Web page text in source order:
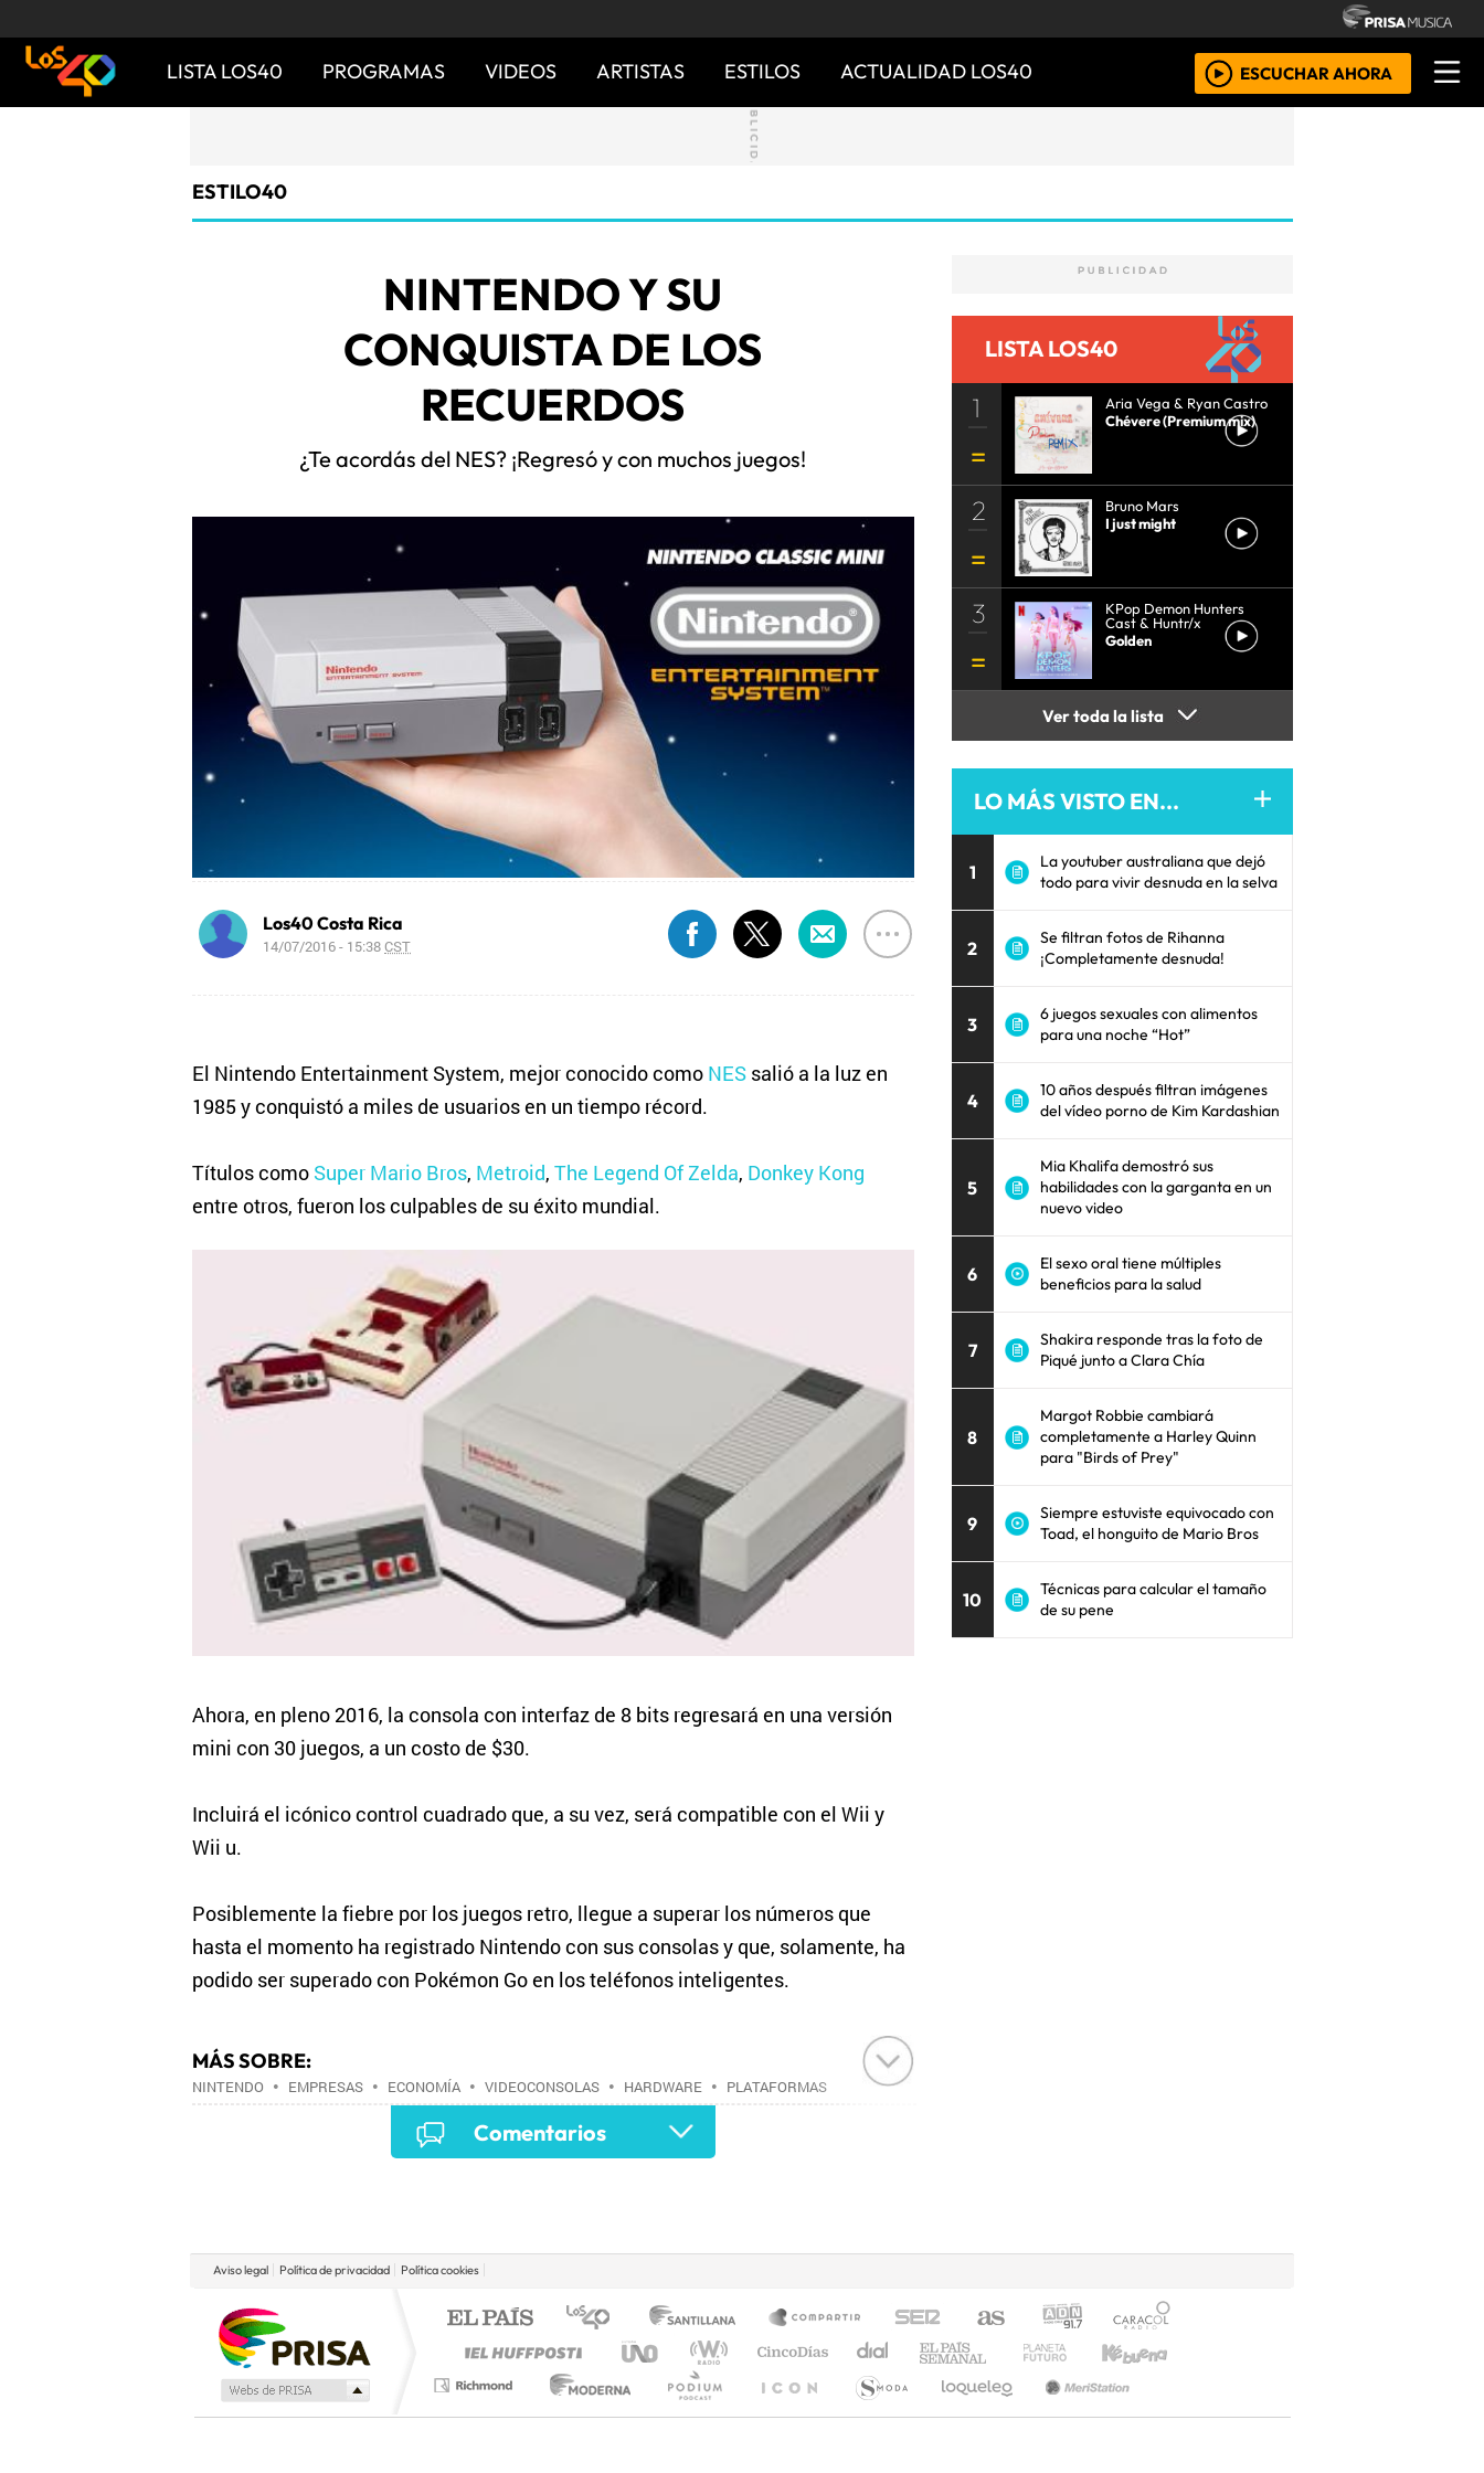
LISTA LOS40 PROGRAMAS VIDEOS ARTISTAS ESTILOS ACTUALIDAD LOS40 ESCUCHAR AHORA
ESTILO40
NINTENDO Y SU
CONQUISTA DE LOS
RECUERDOS
¿Te acordás del NES? ¡Regresó y con muchos juegos!
Los40 Costa Rica
14/07/2016 - 15:38CST
El Nintendo Entertainment System, mejor conocido como NESsalió a la luz en
1985 y conquistó a miles de usuarios en un tiempo récord.
Títulos como Super Mario Bros, Metroid, The Legend Of Zelda, Donkey Kong
entre otros, fueron los culpables de su éxito mundial.
Ahora, en pleno 2016, la consola con interfaz de 8 bits regresará en una versión
mini con 30 juegos, a un costo de $30.
Incluirá el icónico control cuadrado que, a su vez, será compatible con el Wii y
Wii u.
Posiblemente la fiebre por los juegos retro, llegue a superar los números que
hasta el momento ha registrado Nintendo con sus consolas y que, solamente, ha
podido ser superado con Pokémon Go en los teléfonos inteligentes.
MÁS SOBRE:
NINTENDO • EMPRESAS• ECONOMÍA• VIDEOCONSOLAS• HARDWARE• PLATAFORMAS
•OCIO Comentarios
LISTA LOS40
1
Aria Vega & Ryan Castro
Chévere (Premium mix)
2
Bruno Mars
I just might
3
KPop Demon Hunters
Cast & Huntr/x
Golden
Ver toda la lista
LO MÁS VISTO EN...
1
La youtuber australiana que dejó
todo para vivir desnuda en la selva
2
Se filtran fotos de Rihanna
¡Completamente desnuda!
3
6 juegos sexuales con alimentos
para una noche “Hot”
4
10 años después filtran imágenes
del vídeo porno de Kim Kardashian
5
Mia Khalifa demostró sus
habilidades con la garganta en un
nuevo video
6
El sexo oral tiene múltiples
beneficios para la salud
7
Shakira responde tras la foto de
Piqué junto a Clara Chía
8
Margot Robbie cambiará
completamente a Harley Quinn
para "Birds of Prey"
9
Siempre estuviste equivocado con
Toad, el honguito de Mario Bros
10
Técnicas para calcular el tamaño
de su pene
Aviso legal Política de privacidad Política cookies